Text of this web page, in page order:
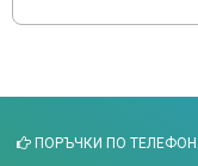
ПОРЪЧКИ ПО